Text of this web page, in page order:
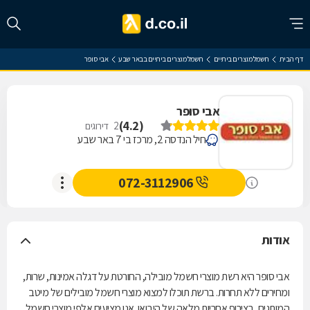
דף הבית חשמל מוצרים ביתיים חשמל מוצרים ביתיים בבאר שבע אבי סופר
אבי סופר
(
4.2
)
2 דירוגים
חיל הנדסה 2, מרכז בי 7 באר שבע
072-3112906
אודות
אבי סופר היא רשת מוצרי חשמל מובילה, החורטת על דגלה אמינות, שרות,
ומחירים ללא תחרות. ברשת תוכלו למצוא מוצרי חשמל מובילים של מיטב